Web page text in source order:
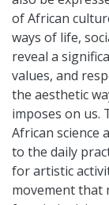
of African
ways of life,
reveal a
values, and
the aesthetic
imposes on us.
African science
to the daily
for artistic
movement that